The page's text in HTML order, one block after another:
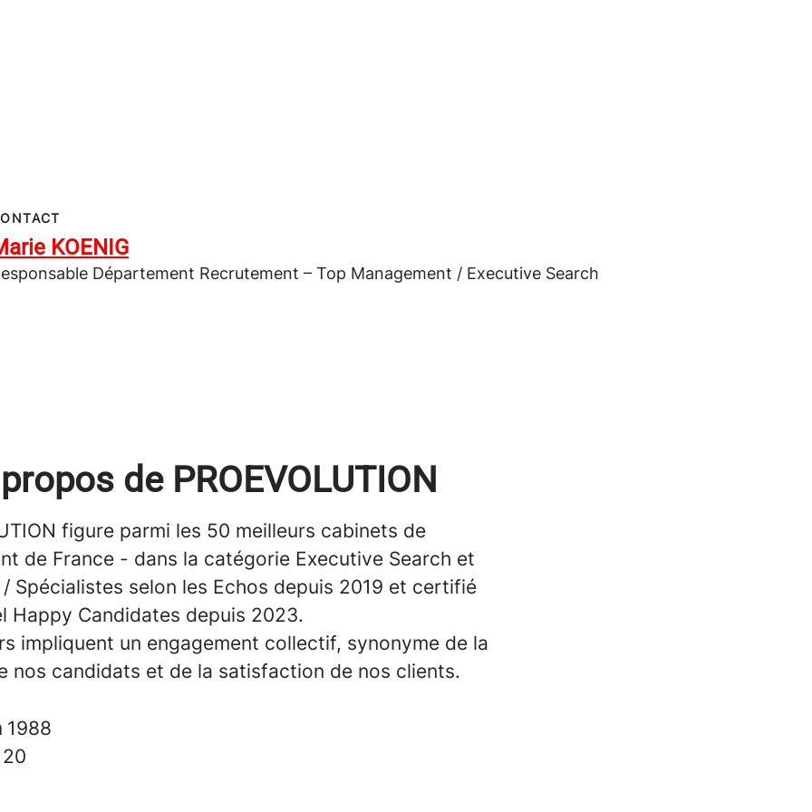
KOENIG
Département Recrutement – Top Management / Executive Search
de PROEVOLUTION
figure parmi les 50 meilleurs cabinets de
de France - dans la catégorie Executive Search et
Spécialistes selon les Echos depuis 2019 et certifié
Happy Candidates depuis 2023.
impliquent un engagement collectif, synonyme de la
nos candidats et de la satisfaction de nos clients.
1988
20